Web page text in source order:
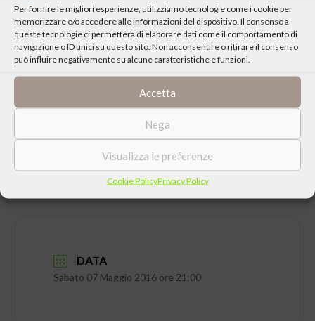
Per fornire le migliori esperienze, utilizziamo tecnologie come i cookie per
memorizzare e/o accedere alle informazioni del dispositivo. Il consenso a
queste tecnologie ci permetterà di elaborare dati come il comportamento di
navigazione o ID unici su questo sito. Non acconsentire o ritirare il consenso
può influire negativamente su alcune caratteristiche e funzioni.
Accetta
Nega
Visualizza le preferenze
Cookie PolicyPrivacy Policy
CONDIVIDI QUESTO EVENTO
DATA
Sabato 07 Maggio 2016 ore 21:00